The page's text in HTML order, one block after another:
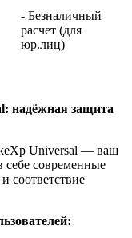
- Безналичный
расчет (для
юр.лиц)
надёжная защита
Universal — ваш
себе современные
соответствие